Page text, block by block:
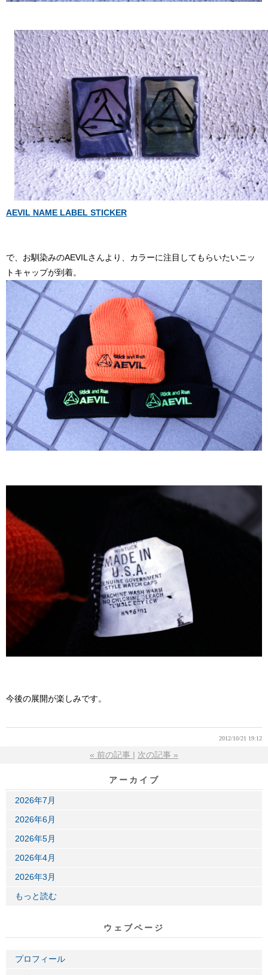
AEVIL NAME LABEL STICKER
で、お馴染みのAEVILさんより、カラーに注目してもらいたいニッ
トキャップが到着。
今後の展開が楽しみです。
2012/10/21 19:12
« 前の記事 次の記事 »
アーカイブ
2026年7月
2026年6月
2026年5月
2026年4月
2026年3月
もっと読む
ウェブページ
プロフィール